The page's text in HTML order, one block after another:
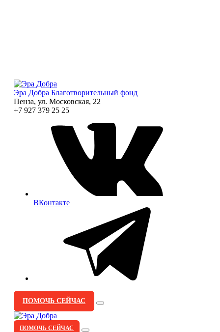
Эра Добра Благотворительный фонд
Пенза, ул. Московская, 22
+7 927 379 25 25
ВКонтакте
ПОМОЧЬ СЕЙЧАС
ПОМОЧЬ СЕЙЧАС